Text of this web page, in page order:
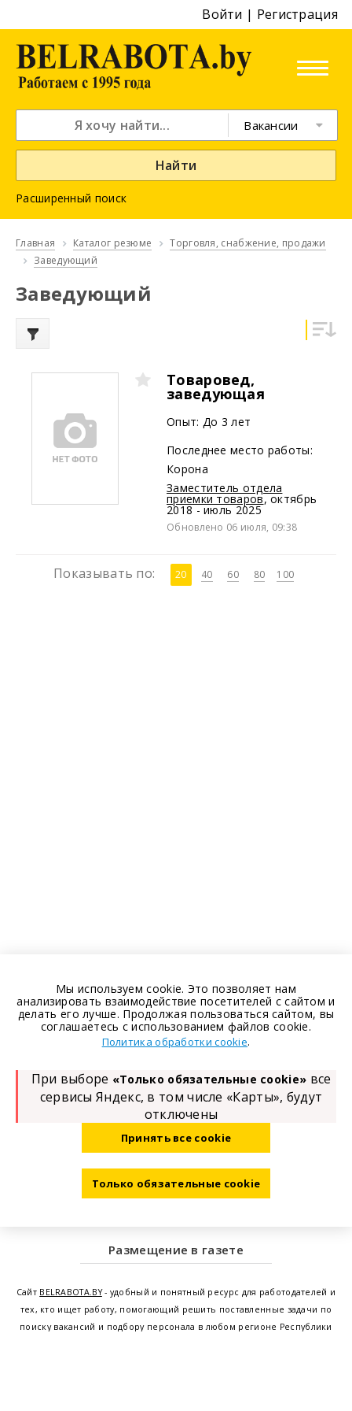
Войти | Регистрация
Вакансии
Найти
Расширенный поиск
Главная Каталог резюме
Торговля, снабжение, продажи
Заведующий
Заведующий
Товаровед,
заведующая
Опыт: До 3 лет
Последнее место работы:
Корона
Заместитель отдела
приемки товаров,октябрь
2018 - июль 2025
Обновлено 06 июля, 09:38
Показывать по: 20 40 60 80 100
Размещение в газете
Сайт BELRABOTA.BY- удобный и понятный ресурс для работодателей и
тех, кто ищет работу, помогающий решить поставленные задачи по
поиску вакансий и подбору персонала в любом регионе Республики
Мы используем cookie. Это позволяет нам
анализировать взаимодействие посетителей с сайтом и
делать его лучше. Продолжая пользоваться сайтом, вы
соглашаетесь с использованием файлов cookie.
Политика обработки cookie.
При выборе «Только обязательные cookie» все
сервисы Яндекс, в том числе «Карты», будут
отключены
Принять все cookie
Только обязательные cookie